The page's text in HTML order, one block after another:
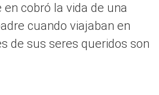
en cobró la vida de una
cuando viajaban en
de sus seres queridos son